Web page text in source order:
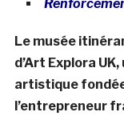
Le musée
d’Art Explora
artistique
l’entrepreneur